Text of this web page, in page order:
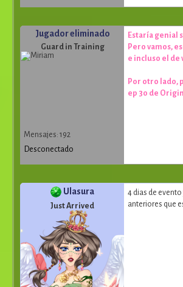
Jugador eliminado
Guard in Training
Mensajes: 192
Estaría genial
Pero vamos,
e incluso el de
Por otro lado,
ep 30 de
Desconectado
Ulasura
Just Arrived
4 dias de
anteriores que